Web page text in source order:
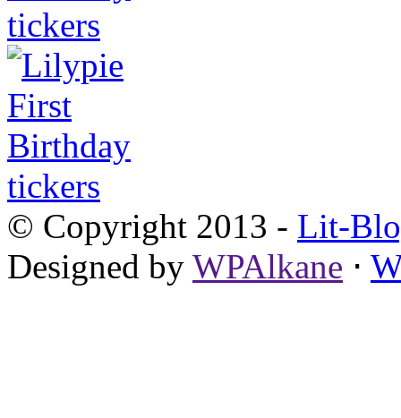
© Copyright 2013 - Lit-
Designed by WPAlkane ⋅